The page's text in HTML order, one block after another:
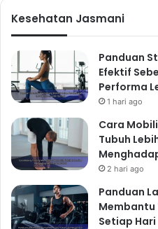
Kesehatan Jasmani
Panduan
Efektif
Performa
1 hari ago
Cara
Tubuh
2 hari ago
Panduan
Membantu
Setiap Hari